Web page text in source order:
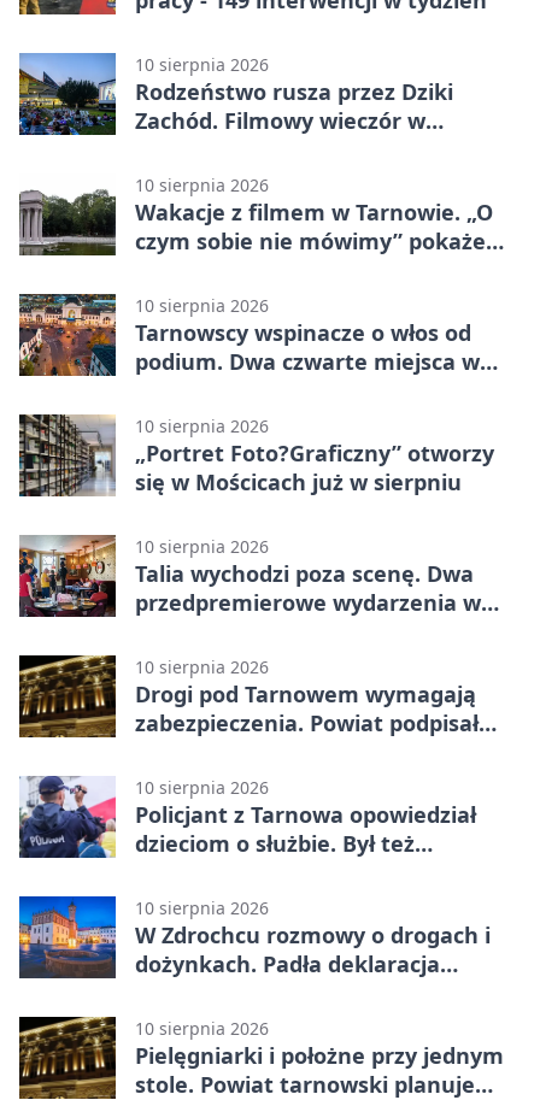
10 sierpnia 2026
Rodzeństwo rusza przez Dziki
Zachód. Filmowy wieczór w
10 sierpnia 2026
Wakacje z filmem w Tarnowie. „O
czym sobie nie mówimy” pokaże
10 sierpnia 2026
Tarnowscy wspinacze o włos od
podium. Dwa czwarte miejsca w
10 sierpnia 2026
„Portret Foto?Graficzny” otworzy
się w Mościcach już w sierpniu
10 sierpnia 2026
Talia wychodzi poza scenę. Dwa
przedpremierowe wydarzenia w
10 sierpnia 2026
Drogi pod Tarnowem wymagają
zabezpieczenia. Powiat podpisał
10 sierpnia 2026
Policjant z Tarnowa opowiedział
dzieciom o służbie. Był też
10 sierpnia 2026
W Zdrochcu rozmowy o drogach i
dożynkach. Padła deklaracja
10 sierpnia 2026
Pielęgniarki i położne przy jednym
stole. Powiat tarnowski planuje